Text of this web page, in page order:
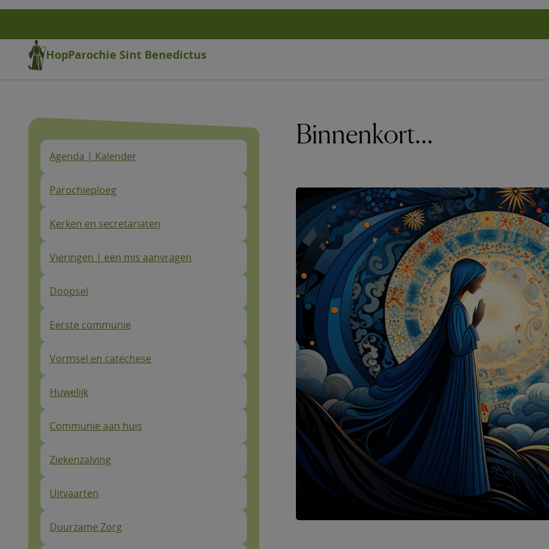
Overslaan
naar
inhoud
gaan
HopParochie Sint Benedictus
Agenda | Kalender
Parochieploeg
Kerken en secretariaten
Vieringen | een mis aanvragen
Doopsel
Eerste communie
Vormsel en catechese
Huwelijk
Communie aan huis
Ziekenzalving
Uitvaarten
Duurzame Zorg
Meldert
Binnenkort...